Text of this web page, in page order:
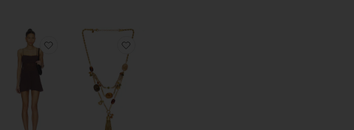
CARLINA
избранноеМИНИ ПЛАТЬЕ PIERO